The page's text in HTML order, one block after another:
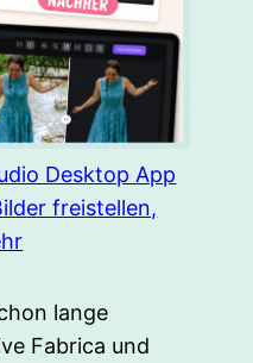
Desktop App
freistellen,
lange
Fabrica und